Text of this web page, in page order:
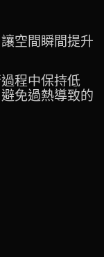
空間瞬間提升
程中保持低
免過熱導致的